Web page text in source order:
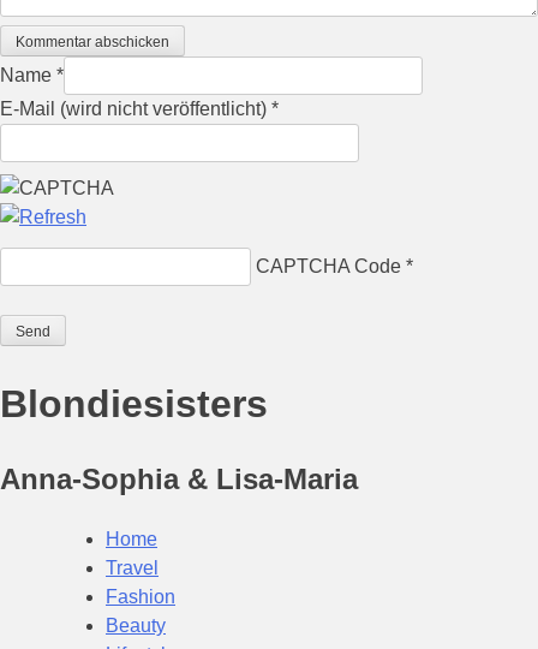
Kommentar abschicken
Name *
E-Mail (wird nicht veröffentlicht) *
CAPTCHA Code *
Blondiesisters
Anna-Sophia & Lisa-Maria
Home
Travel
Fashion
Beauty